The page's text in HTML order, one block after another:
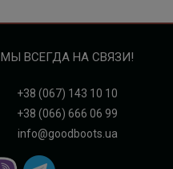
МЫ ВСЕГДА НА СВЯЗИ!
+38 (067) 143 10 10
+38 (066) 666 06 99
info@goodboots.ua